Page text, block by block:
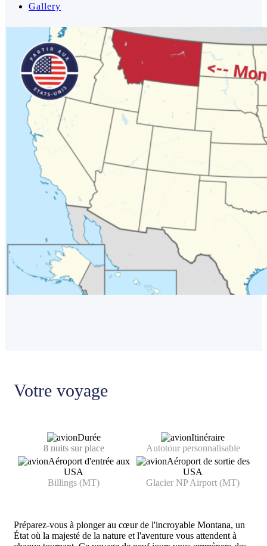
Gallery
Votre voyage
Durée
8 nuits sur place
Itinéraire
Autotour personnalisable
Aéroport d'entrée aux
USA
Billings (MT)
Aéroport de sortie des
USA
Glacier NP Airport (MT)
Préparez-vous à plonger au cœur de l'incroyable Montana, un
État où la majesté de la nature et l'aventure vous attendent à